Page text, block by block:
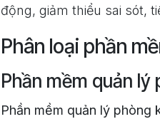
động, giảm thiểu sai sót,
Phân loại phần
Phần mềm quản
Phần mềm quản lý phòng